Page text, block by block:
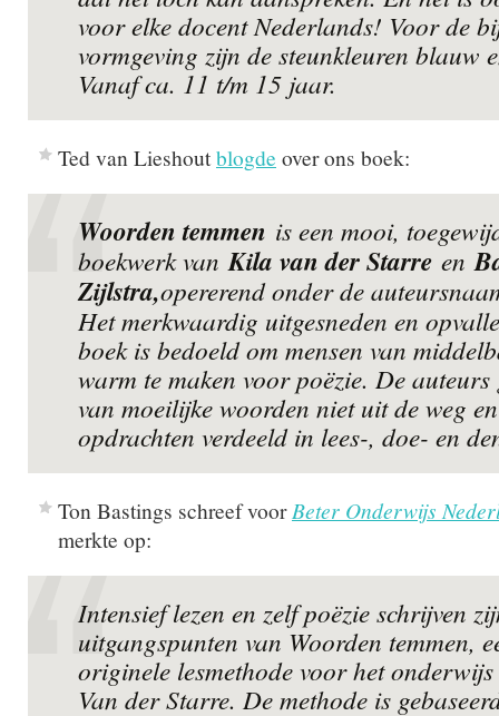
voor elke docent Nederlands! Voor de
vormgeving zijn de steunkleuren blauw
Vanaf ca. 11 t/m 15 jaar.
Ted van Lieshoutblogde over ons boek:
Woorden temmen is een mooi,
boekwerk van Kila van der Starre en
Zijlstra,opererend onder de
Het merkwaardig uitgesneden en
boek is bedoeld om mensen van
warm te maken voor poëzie. De
van moeilijke woorden niet uit de weg
opdrachten verdeeld in lees-, doe- en
Ton Bastings schreef voorBeter Onderwijs
merkte op:
Intensief lezen en zelf poëzie schrijven
uitgangspunten van Woorden temmen,
originele lesmethode voor het
Van der Starre. De methode is